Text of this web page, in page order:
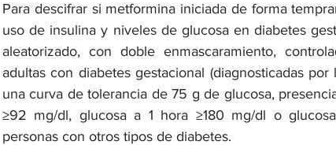
Para descifrar si metformina iniciada de forma
uso de insulina y niveles de glucosa en diabetes
aleatorizado, con doble enmascaramiento,
adultas con diabetes gestacional (diagnosticadas
una curva de tolerancia de 75 g de glucosa,
≥92 mg/dl, glucosa a 1 hora ≥180 mg/dl o
personas con otros tipos de diabetes.